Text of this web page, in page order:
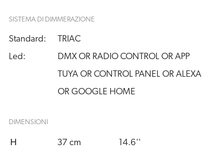
SISTEMA DI DIMMERAZIONE
Standard:
TRIAC
Led:
DMX OR RADIO CONTROL OR APP
TUYA OR CONTROL PANEL OR ALEXA
OR GOOGLE HOME
DIMENSIONI
H 37 cm 14.6''